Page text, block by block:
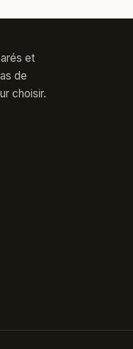
et
de
choisir.